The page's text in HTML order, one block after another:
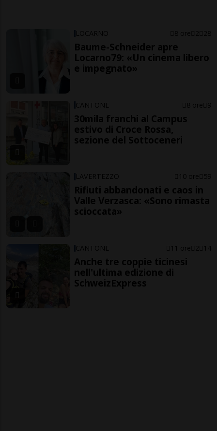
LOCARNO 8 ore 2 28
Baume-Schneider apre
Locarno79: «Un cinema libero
e impegnato»
CANTONE 8 ore 9
30mila franchi al Campus
estivo di Croce Rossa,
sezione del Sottoceneri
LAVERTEZZO 10 ore 59
Rifiuti abbandonati e caos in
Valle Verzasca: «Sono rimasta
scioccata»
CANTONE 11 ore 2 14
Anche tre coppie ticinesi
nell'ultima edizione di
SchweizExpress